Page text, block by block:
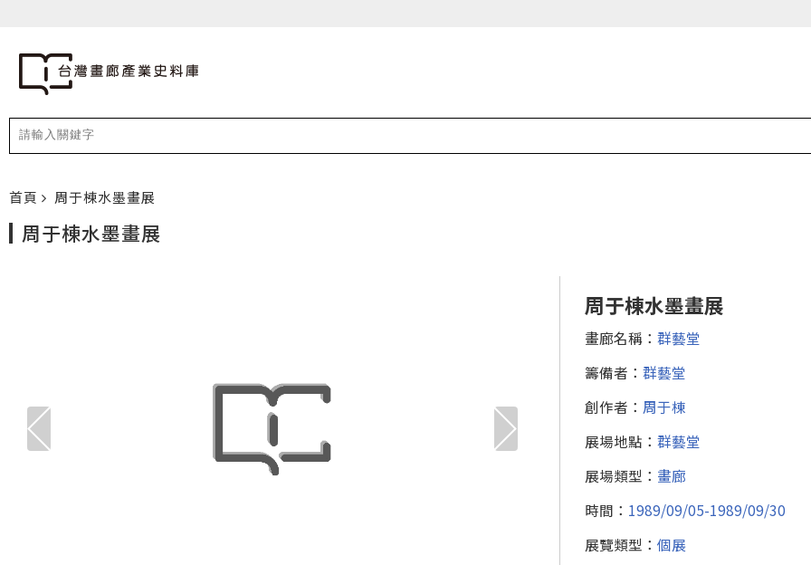
首頁 周于棟水墨畫展
周于棟水墨畫展
周于棟水墨畫展
畫廊名稱： 群藝堂
籌備者： 群藝堂
創作者： 周于棟
展場地點： 群藝堂
展場類型： 畫廊
時間： 1989/09/05-1989/09/30
展覽類型： 個展